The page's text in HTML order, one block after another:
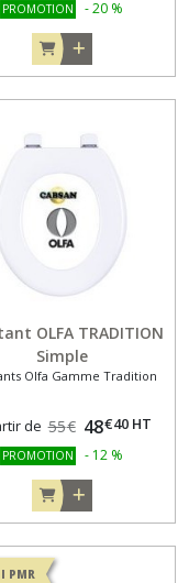
PROMOTION -20 %
OLFA TRADITION
Simple
Olfa Gamme Tradition
de 55€ 48€40 HT
PROMOTION - 12 %
PMR